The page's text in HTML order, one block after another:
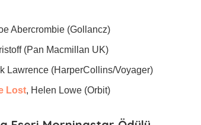
Abercrombie (Gollancz)
(Pan Macmillan UK)
Lawrence (HarperCollins/Voyager)
Lost, Helen Lowe (Orbit)